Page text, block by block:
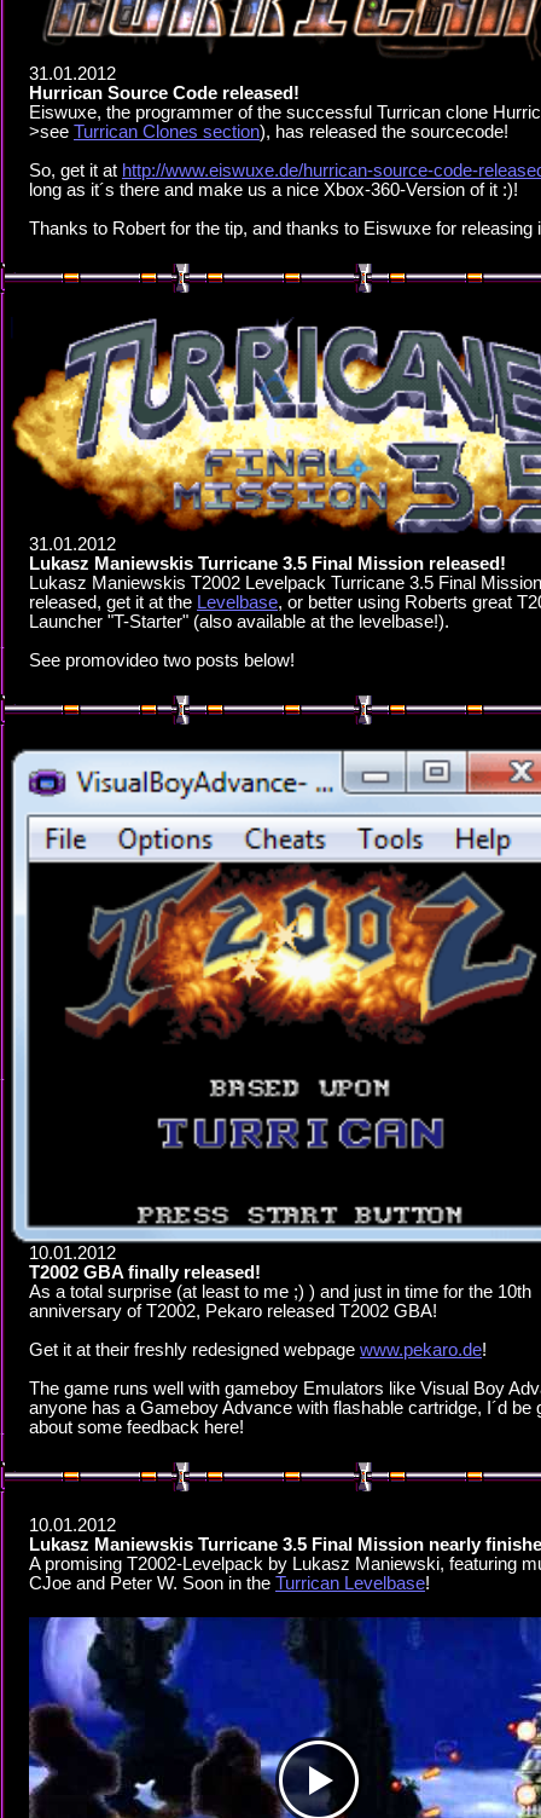
31.01.2012
Hurrican Source Code released!
Eiswuxe, the programmer of the successful Turrican clone
>see Turrican Clones section), has released the sourcecode!
So, get it at http://www.eiswuxe.de/hurrican-source-code-
long as it´s there and make us a nice Xbox-360-Version of it :)!
Thanks to Robert for the tip, and thanks to Eiswuxe for releasing
31.01.2012
Lukasz Maniewskis Turricane 3.5 Final Mission released!
Lukasz Maniewskis T2002 Levelpack Turricane 3.5 Final
released, get it at the Levelbase, or better using Roberts great
Launcher "T-Starter" (also available at the levelbase!).
See promovideo two posts below!
10.01.2012
T2002 GBA finally released!
As a total surprise (at least to me ;) ) and just in time for the 10th
anniversary of T2002, Pekaro released T2002 GBA!
Get it at their freshly redesigned webpage www.pekaro.de!
The game runs well with gameboy Emulators like Visual Boy
anyone has a Gameboy Advance with flashable cartridge, I´d be
about some feedback here!
10.01.2012
Lukasz Maniewskis Turricane 3.5 Final Mission nearly
A promising T2002-Levelpack by Lukasz Maniewski, featuring
CJoe and Peter W. Soon in the Turrican Levelbase!